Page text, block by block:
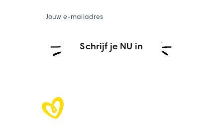
Jouw e-mailadres
Schrijf je NU in